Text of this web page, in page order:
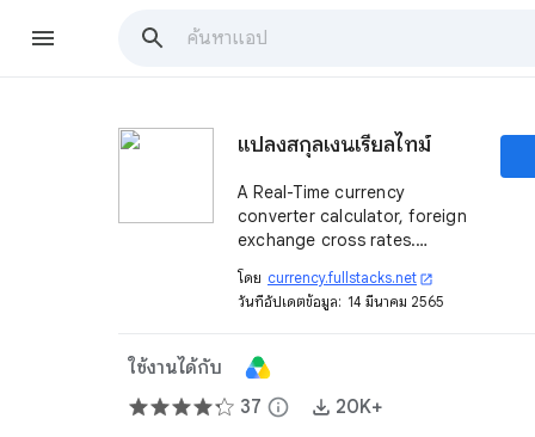
แปลงสกุลเงินเรียลไทม์
A Real-Time currency
converter calculator, foreign
exchange cross rates.
Calculate currency rates
between 159 different
currencies.
โดย currency.fullstacks.net open_in_new
วันที่อัปเดตข้อมูล: 14 มีนาคม 2565
ใช้งานได้กับ
37 info 20K+